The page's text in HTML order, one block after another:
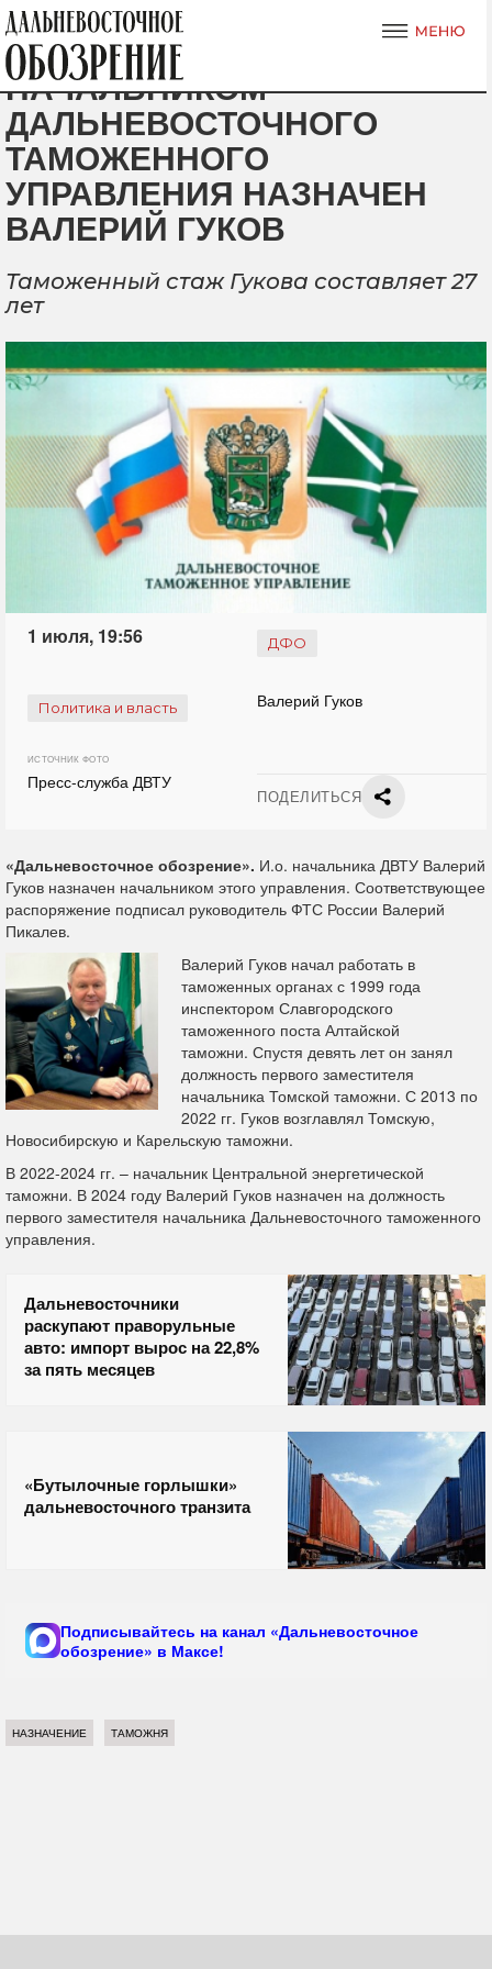
НАЧАЛЬНИКОМ
ДАЛЬНЕВОСТОЧНОГО
ТАМОЖЕННОГО
УПРАВЛЕНИЯ НАЗНАЧЕН
ВАЛЕРИЙ ГУКОВ
Таможенный стаж Гукова составляет 27
лет
1 июля, 19:56 ДФО
Политика и власть Валерий Гуков
ИСТОЧНИК ФОТО
Пресс-служба ДВТУ
ПОДЕЛИТЬСЯ
«Дальневосточное обозрение». И.о. начальника ДВТУ Валерий
Гуков назначен начальником этого управления. Соответствующее
распоряжение подписал руководитель ФТС России Валерий
Пикалев.
Валерий Гуков начал работать в
таможенных органах с 1999 года
инспектором Славгородского
таможенного поста Алтайской
таможни. Спустя девять лет он занял
должность первого заместителя
начальника Томской таможни. С 2013 по
2022 гг. Гуков возглавлял Томскую,
Новосибирскую и Карельскую таможни.
В 2022-2024 гг. – начальник Центральной энергетической
таможни. В 2024 году Валерий Гуков назначен на должность
первого заместителя начальника Дальневосточного таможенного
управления.
Дальневосточники
раскупают праворульные
авто: импорт вырос на 22,8%
за пять месяцев
«Бутылочные горлышки»
дальневосточного транзита
Подписывайтесь на канал «Дальневосточное
обозрение» в Максе!
НАЗНАЧЕНИЕ ТАМОЖНЯ